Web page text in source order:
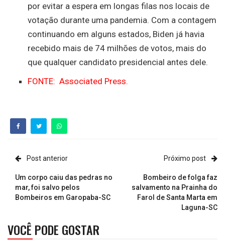
por evitar a espera em longas filas nos locais de
votação durante uma pandemia. Com a contagem
continuando em alguns estados, Biden já havia
recebido mais de 74 milhões de votos, mais do
que qualquer candidato presidencial antes dele.
FONTE: Associated Press.
Post anterior
Um corpo caiu das pedras no
mar, foi salvo pelos
Bombeiros em Garopaba-SC
Próximo post
Bombeiro de folga faz
salvamento na Prainha do
Farol de Santa Marta em
Laguna-SC
VOCÊ PODE GOSTAR